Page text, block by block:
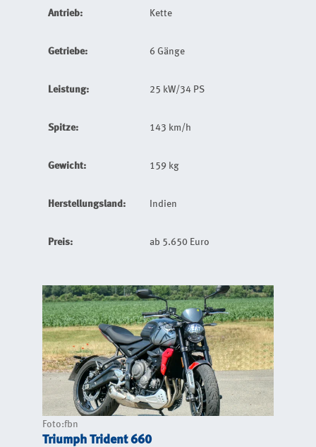
Antrieb: Kette
Getriebe: 6 Gänge
Leistung: 25 kW/34 PS
Spitze: 143 km/h
Gewicht: 159 kg
Herstellungsland: Indien
Preis: ab 5.650 Euro
Foto:fbn
Triumph Trident 660